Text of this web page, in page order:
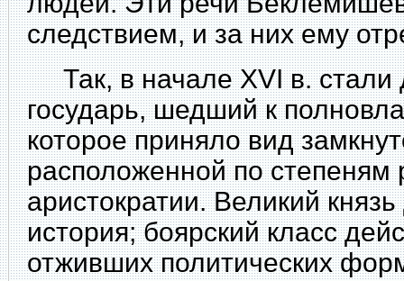
следствием, и за них ему
Так, в начале XVI в. стали
государь, шедший к
которое приняло вид
расположенной по степеням
аристократии. Великий
история; боярский класс
отживших политических